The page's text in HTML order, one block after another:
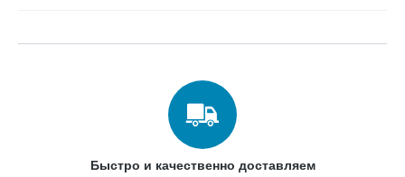
Быстро и качественно доставляем